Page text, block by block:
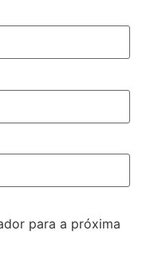
para a próxima